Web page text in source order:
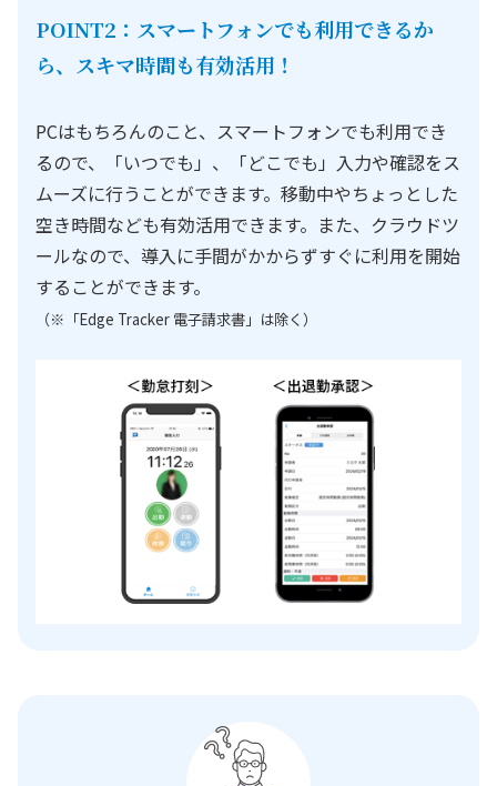
POINT2：スマートフォンでも利用できるか
ら、スキマ時間も有効活用！
PCはもちろんのこと、スマートフォンでも利用でき
るので、「いつでも」、「どこでも」入力や確認をス
ムーズに行うことができます。移動中やちょっとした
空き時間なども有効活用できます。また、クラウドツ
ールなので、導入に手間がかからずすぐに利用を開始
することができます。
（※「Edge Tracker 電子請求書」は除く）